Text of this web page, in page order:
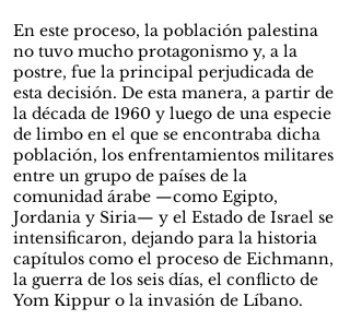
En este proceso, la población palestina
no tuvo mucho protagonismo y, a la
postre, fue la principal perjudicada de
esta decisión. De esta manera, a partir de
la década de 1960 y luego de una especie
de limbo en el que se encontraba dicha
población, los enfrentamientos militares
entre un grupo de países de la
comunidad árabe —como Egipto,
Jordania y Siria— y el Estado de Israel se
intensificaron, dejando para la historia
capítulos como el proceso de Eichmann,
la guerra de los seis días, el conflicto de
Yom Kippur o la invasión de Líbano.